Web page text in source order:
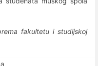
fakultetu i studijskoj